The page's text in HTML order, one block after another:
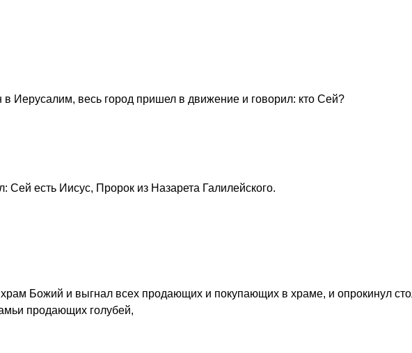
в Иерусалим, весь город пришел в движение и говорил: кто Сей?
Сей есть Иисус, Пророк из Назарета Галилейского.
Божий и выгнал всех продающих и покупающих в храме, и опрокинул
продающих голубей,